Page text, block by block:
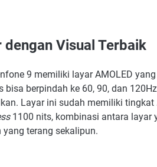
dengan Visual Terbaik
9 memiliki layar AMOLED
bisa berpindah ke 60, 90, dan
Layar ini sudah memiliki tingkat
1100 nits, kombinasi antara layar
yang terang sekalipun.